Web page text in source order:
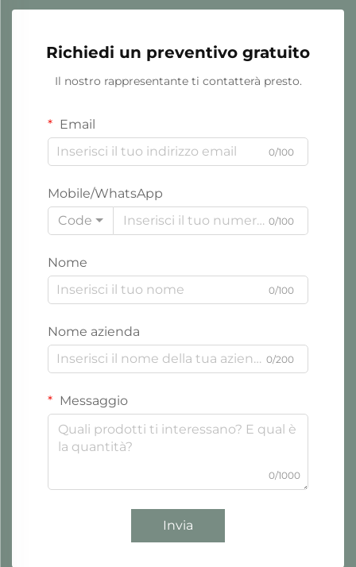
Richiedi un preventivo gratuito
Il nostro rappresentante ti contatterà presto.
Email
0/100
Mobile/WhatsApp
Code
0/100
Nome
0/100
Nome azienda
0/200
Messaggio
0/1000
Invia